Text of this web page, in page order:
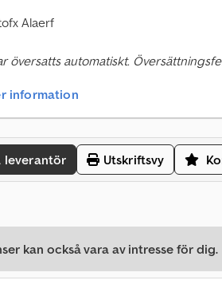
Alaerf
översatts automatiskt.
information
leverantör Utskriftsvy
kan också vara av intresse för dig.